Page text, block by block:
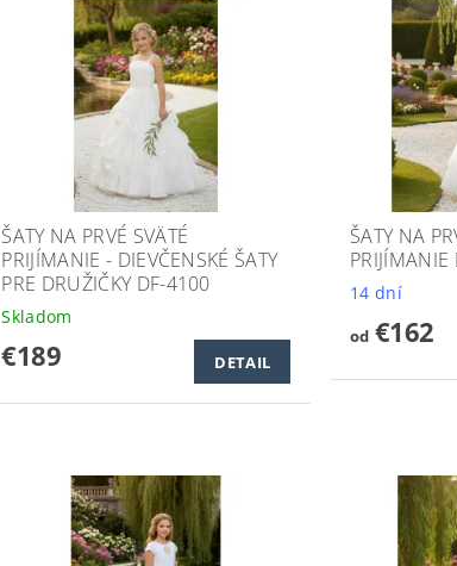
ŠATY NA PRVÉ SVÄTÉ
PRIJÍMANIE - DIEVČENSKÉ ŠATY
PRE DRUŽIČKY DF-4100
Skladom
€189 DETAIL
ŠATY NA
PRIJÍMANIE
14 dní
od€162